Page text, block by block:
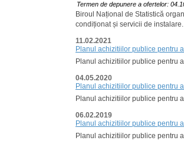
Termen de depunere a ofertelor:
Biroul Național de Statistică
condiționat și servicii de instalare.
11.02.2021
Planul achizitiilor publice pentru
Planul achizitiilor publice pentru
04.05.2020
Planul achizitiilor publice pentru
Planul achizitiilor publice pentru
06.02.2019
Planul achizitiilor publice pentru
Planul achizitiilor publice pentru